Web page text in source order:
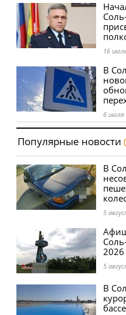
16
В
6 июля
Популярные новости
В
5
2026
5
В